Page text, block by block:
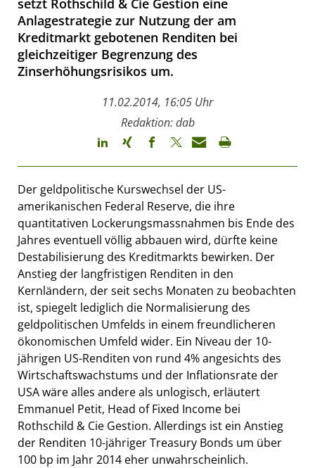
setzt Rothschild & Cie Gestion eine
Anlagestrategie zur Nutzung der am
Kreditmarkt gebotenen Renditen bei
gleichzeitiger Begrenzung des
Zinserhöhungsrisikos um.
11.02.2014, 16:05 Uhr
Redaktion: dab
Der geldpolitische Kurswechsel der US-
amerikanischen Federal Reserve, die ihre
quantitativen Lockerungsmassnahmen bis Ende des
Jahres eventuell völlig abbauen wird, dürfte keine
Destabilisierung des Kreditmarkts bewirken. Der
Anstieg der langfristigen Renditen in den
Kernländern, der seit sechs Monaten zu beobachten
ist, spiegelt lediglich die Normalisierung des
geldpolitischen Umfelds in einem freundlicheren
ökonomischen Umfeld wider. Ein Niveau der 10-
jährigen US-Renditen von rund 4% angesichts des
Wirtschaftswachstums und der Inflationsrate der
USA wäre alles andere als unlogisch, erläutert
Emmanuel Petit, Head of Fixed Income bei
Rothschild & Cie Gestion. Allerdings ist ein Anstieg
der Renditen 10-jähriger Treasury Bonds um über
100 bp im Jahr 2014 eher unwahrscheinlich.